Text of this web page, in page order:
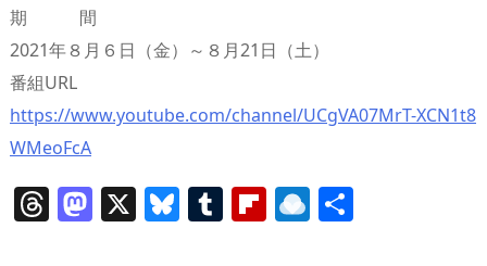
期 間
2021年８月６日（金）～８月21日（土）
番組URL
https://www.youtube.com/channel/UCgVA07MrT-XCN1t8
WMeoFcA
T M X Bl T Fl R